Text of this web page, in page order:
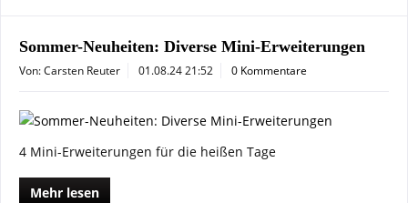
Sommer-Neuheiten: Diverse Mini-Erweiterungen
Von: Carsten Reuter 01.08.24 21:52 0 Kommentare
4 Mini-Erweiterungen für die heißen Tage
Mehr lesen